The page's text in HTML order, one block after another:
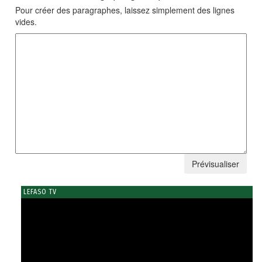
Pour créer des paragraphes, laissez simplement des lignes
vides.
LEFASO TV